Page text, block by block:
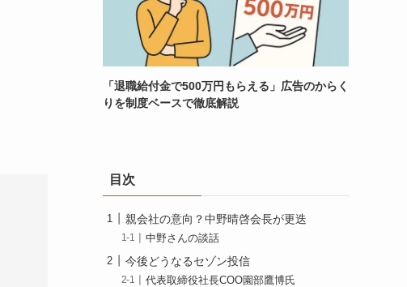
「退職給付金で500万円もらえる」広告のからく
りを制度ベースで徹底解説
目次
親会社の意向？中野晴啓会長が更迭
中野さんの談話
今後どうなるセゾン投信
代表取締役社長COO園部鷹博氏